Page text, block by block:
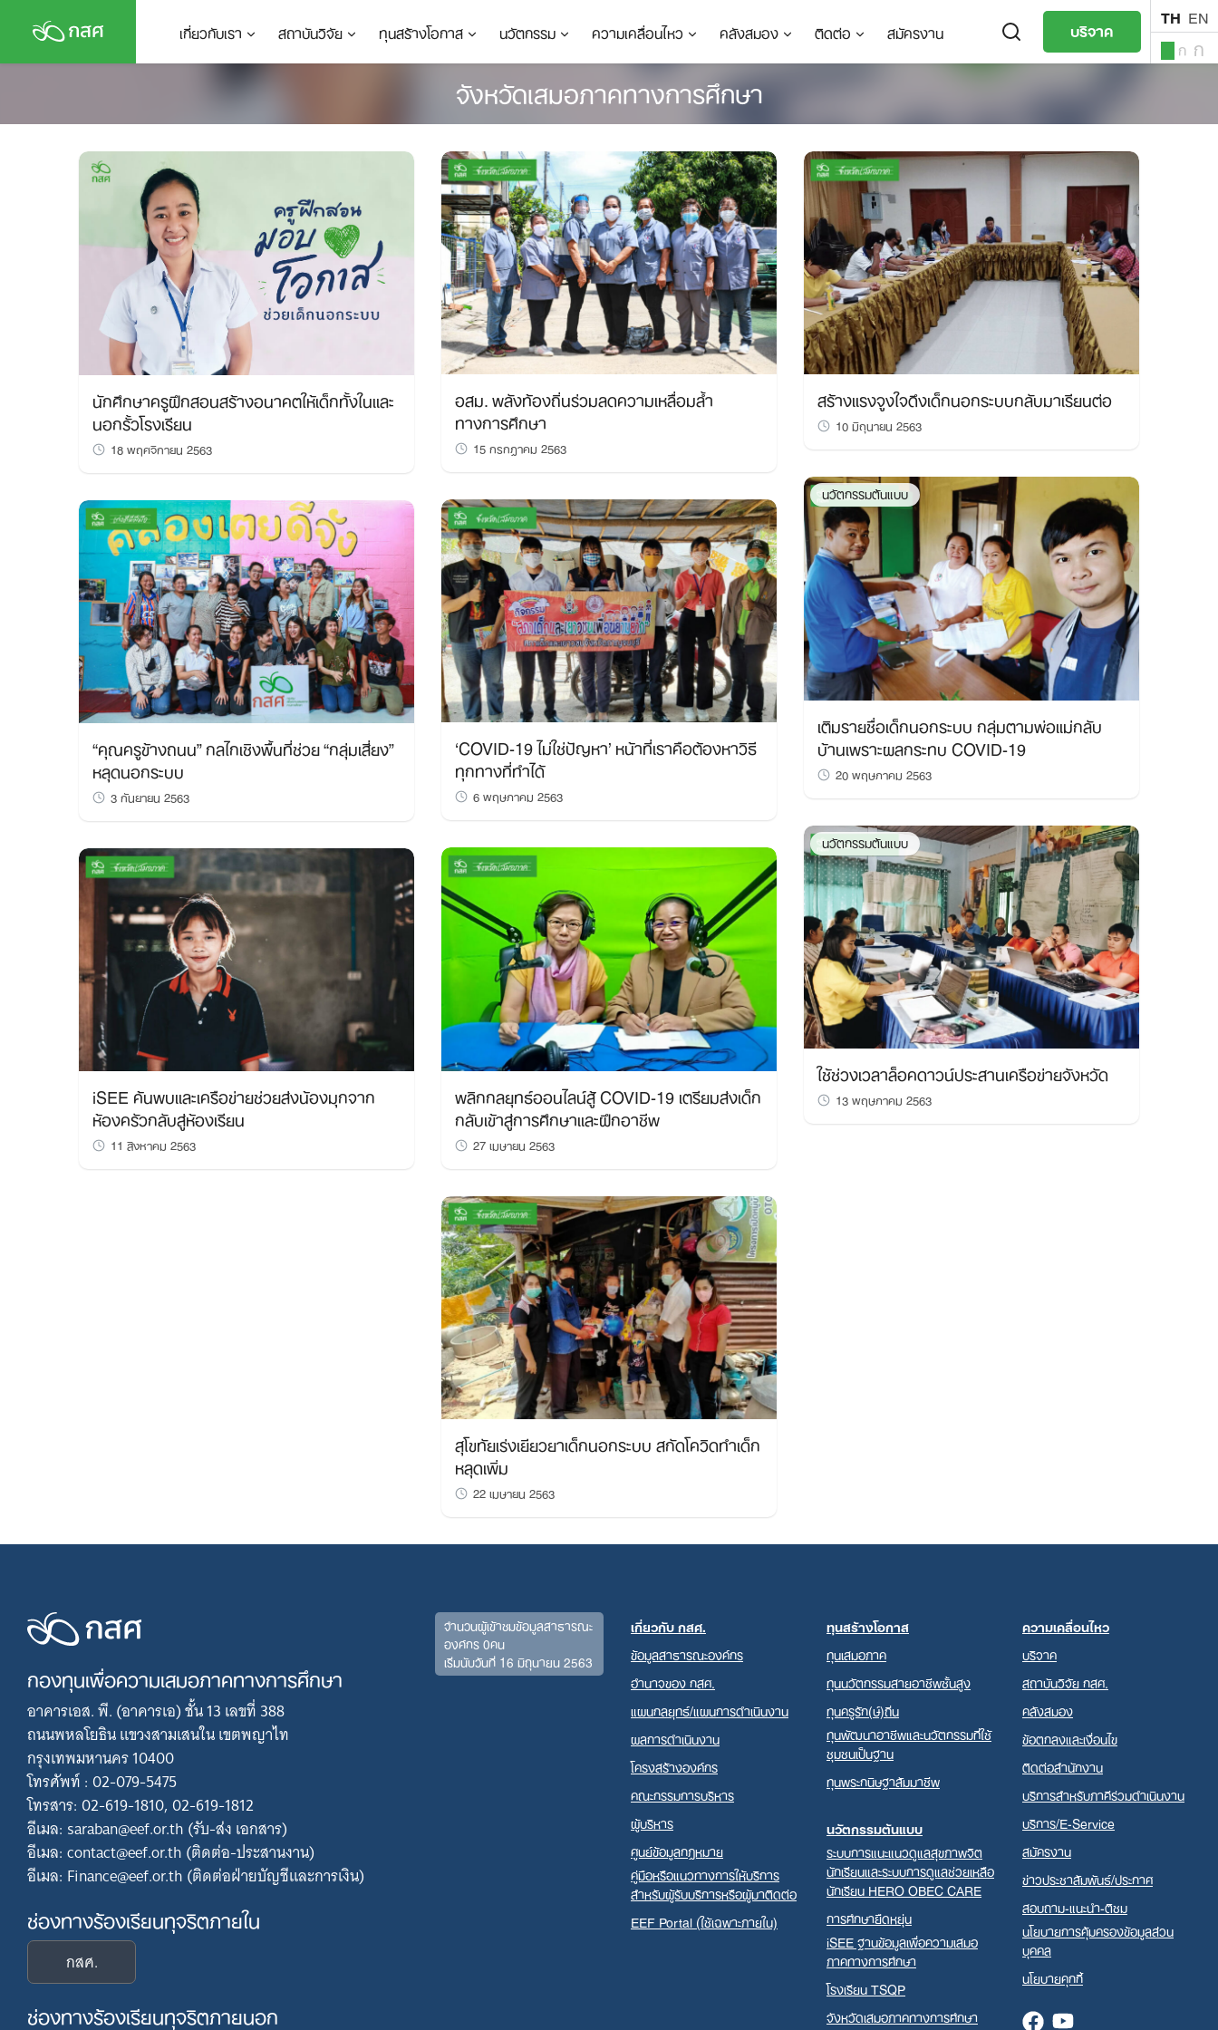
content
เกี่ยวกับเรา สถาบันวิจัย ทุนสร้างโอกาส นวัตกรรม ความเคลื่อนไหว คลังสมอง ติดต่อ สมัครงาน บริจาค TH EN
ก ก
TH
Search
จังหวัดเสมอภาคทางการศึกษา
นักศึกษาครูฝึกสอนสร้างอนาคตให้เด็กทั้งในและ
นอกรั้วโรงเรียน
18 พฤศจิกายน 2563
“คุณครูข้างถนน” กลไกเชิงพื้นที่ช่วย “กลุ่มเสี่ยง”
หลุดนอกระบบ
3 กันยายน 2563
iSEE ค้นพบและเครือข่ายช่วยส่งน้องมุกจาก
ห้องครัวกลับสู่ห้องเรียน
11 สิงหาคม 2563
อสม. พลังท้องถิ่นร่วมลดความเหลื่อมล้ำ
ทางการศึกษา
15 กรกฎาคม 2563
‘COVID-19 ไม่ใช่ปัญหา’ หน้าที่เราคือต้องหาวิธี
ทุกทางที่ทำได้
6 พฤษภาคม 2563
พลิกกลยุทธ์ออนไลน์สู้ COVID-19 เตรียมส่งเด็ก
กลับเข้าสู่การศึกษาและฝึกอาชีพ
27 เมษายน 2563
สุโขทัยเร่งเยียวยาเด็กนอกระบบ สกัดโควิดทำเด็ก
หลุดเพิ่ม
22 เมษายน 2563
สร้างแรงจูงใจดึงเด็กนอกระบบกลับมาเรียนต่อ
10 มิถุนายน 2563
นวัตกรรมต้นแบบ
เติมรายชื่อเด็กนอกระบบ กลุ่มตามพ่อแม่กลับ
บ้านเพราะผลกระทบ COVID-19
20 พฤษภาคม 2563
นวัตกรรมต้นแบบ
ใช้ช่วงเวลาล็อคดาวน์ประสานเครือข่ายจังหวัด
13 พฤษภาคม 2563
กองทุนเพื่อความเสมอภาคทางการศึกษา
อาคารเอส. พี. (อาคารเอ) ชั้น 13 เลขที่ 388
ถนนพหลโยธิน แขวงสามเสนใน เขตพญาไท
กรุงเทพมหานคร 10400
โทรศัพท์ : 02-079-5475
โทรสาร: 02-619-1810, 02-619-1812
อีเมล: saraban@eef.or.th (รับ-ส่ง เอกสาร)
อีเมล: contact@eef.or.th (ติดต่อ-ประสานงาน)
อีเมล: Finance@eef.or.th (ติดต่อฝ่ายบัญชีและการเงิน)
ช่องทางร้องเรียนทุจริตภายใน
กสศ.
ช่องทางร้องเรียนทุจริตภายนอก
จำนวนผู้เข้าชมข้อมูลสาธารณะ
องค์กร 0คน
เริ่มนับวันที่ 16 มิถุนายน 2563
เกี่ยวกับ กสศ.
ข้อมูลสาธารณะองค์กร
อำนาจของ กสศ.
แผนกลยุทธ์/แผนการดำเนินงาน
ผลการดำเนินงาน
โครงสร้างองค์กร
คณะกรรมการบริหาร
ผู้บริหาร
ศูนย์ข้อมูลกฎหมาย
คู่มือหรือแนวทางการให้บริการ
สำหรับผู้รับบริการหรือผู้มาติดต่อ
EEF Portal (ใช้เฉพาะภายใน)
ทุนสร้างโอกาส
ทุนเสมอภาค
ทุนนวัตกรรมสายอาชีพชั้นสูง
ทุนครูรัก(ษ์)ถิ่น
ทุนพัฒนาอาชีพและนวัตกรรมที่ใช้
ชุมชนเป็นฐาน
ทุนพระกนิษฐาสัมมาชีพ
นวัตกรรมต้นแบบ
ระบบการแนะแนวดูแลสุขภาพจิต
นักเรียนและระบบการดูแลช่วยเหลือ
นักเรียน HERO OBEC CARE
การศึกษายืดหยุ่น
iSEE ฐานข้อมูลเพื่อความเสมอ
ภาคทางการศึกษา
โรงเรียน TSQP
จังหวัดเสมอภาคทางการศึกษา
ความเคลื่อนไหว
บริจาค
สถาบันวิจัย กสศ.
คลังสมอง
ข้อตกลงและเงื่อนไข
ติดต่อสำนักงาน
บริการสำหรับภาคีร่วมดำเนินงาน
บริการ/E-Service
สมัครงาน
ข่าวประชาสัมพันธ์/ประกาศ
สอบถาม-แนะนำ-ติชม
นโยบายการคุ้มครองข้อมูลส่วน
บุคคล
นโยบายคุกกี้
FacebookYoutube